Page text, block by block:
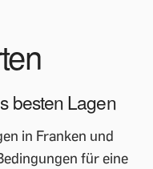
besten Lagen
in Franken und
für eine